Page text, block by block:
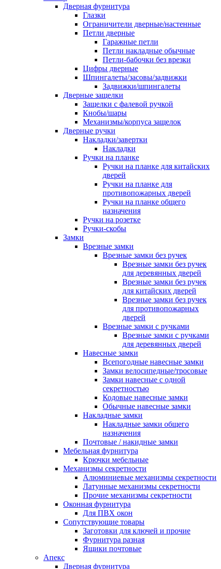
Дверная фурнитура
Глазки
Ограничители дверные/настенные
Петли дверные
Гаражные петли
Петли накладные обычные
Петли-бабочки без врезки
Цифры дверные
Шпингалеты/засовы/задвижки
Задвижки/шпингалеты
Дверные защелки
Защелки с фалевой ручкой
Кнобы/шары
Механизмы/корпуса защелок
Дверные ручки
Накладки/завертки
Накладки
Ручки на планке
Ручки на планке для китайских
дверей
Ручки на планке для
противопожарных дверей
Ручки на планке общего
назначения
Ручки на розетке
Ручки-скобы
Замки
Врезные замки
Врезные замки без ручек
Врезные замки без ручек
для деревянных дверей
Врезные замки без ручек
для китайских дверей
Врезные замки без ручек
для противопожарных
дверей
Врезные замки с ручками
Врезные замки с ручками
для деревянных дверей
Навесные замки
Всепогодные навесные замки
Замки велосипедные/тросовые
Замки навесные с одной
секретностью
Кодовые навесные замки
Обычные навесные замки
Накладные замки
Накладные замки общего
назначения
Почтовые / накидные замки
Мебельная фурнитура
Крючки мебельные
Механизмы секретности
Алюминиевые механизмы секретности
Латунные механизмы секретности
Прочие механизмы секретности
Оконная фурнитура
Для ПВХ окон
Сопутствующие товары
Заготовки для ключей и прочие
Фурнитура разная
Ящики почтовые
Апекс
Дверная фурнитура